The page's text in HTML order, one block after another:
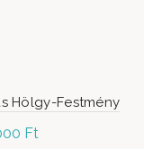
Hölgy-Festmény
Ft